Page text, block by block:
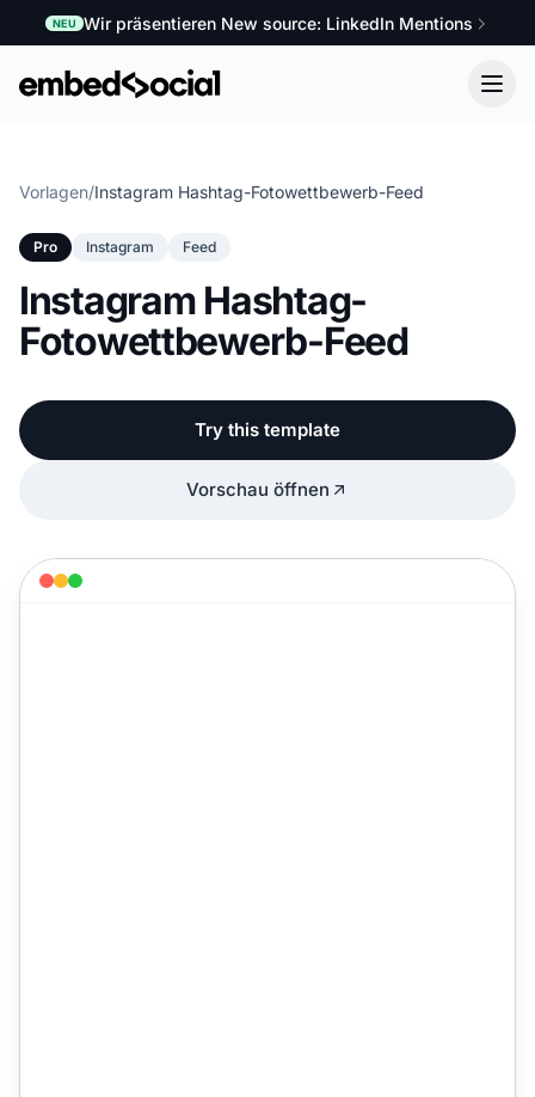
NEU Wir präsentieren New source: LinkedIn Mentions
Vorlagen/Instagram Hashtag-Fotowettbewerb-Feed
Pro Instagram Feed
Instagram Hashtag-
Fotowettbewerb-Feed
Try this template
Vorschau öffnen